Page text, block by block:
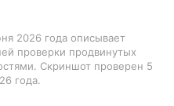
2026 года описывает
проверки продвинутых
Скриншот проверен 5
года.